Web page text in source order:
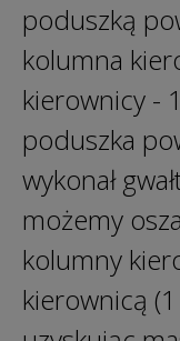
poduszką
kolumna
kierownicy -
poduszka
wykonał
możemy
kolumny
kierownicą